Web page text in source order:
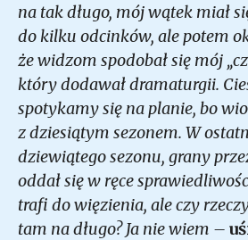
na tak długo, mój wątek miał
do kilku odcinków, ale potem
że widzom spodobał się mój
który dodawał dramaturgii.
spotykamy się na planie, bo
z dziesiątym sezonem. W
dziewiątego sezonu, grany
oddał się w ręce
trafi do więzienia, ale czy
tam na długo? Ja nie wiem –